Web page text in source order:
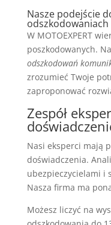
Nasze podejście
odszkodowaniach
W MOTOEXPERT
poszkodowanych.
odszkodowań
zrozumieć Twoje
zaproponować
Zespół
Nasi eksperci mają
doświadczenia.
ubezpieczycielami i
Nasza firma ma
Możesz liczyć na